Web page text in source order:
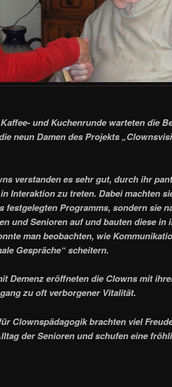
und Kuchenrunde warteten die
neun Damen des Projekts
verstanden es sehr gut, durch ihr
Interaktion zu treten. Dabei machten
festgelegten Programms, sondern sie
und Senioren auf und bauten diese in
man beobachten, wie
Gespräche“ scheitern.
Demenz eröffneten die Clowns mit
zu oft verborgener Vitalität.
Clownspädagogik brachten viel
der Senioren und schufen eine